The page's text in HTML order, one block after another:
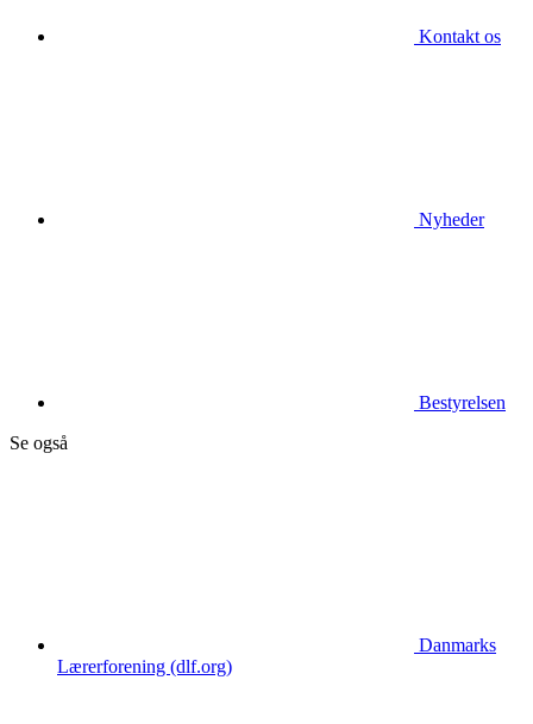
Kontakt os
Nyheder
Bestyrelsen
Se også
Danmarks
Lærerforening (dlf.org)